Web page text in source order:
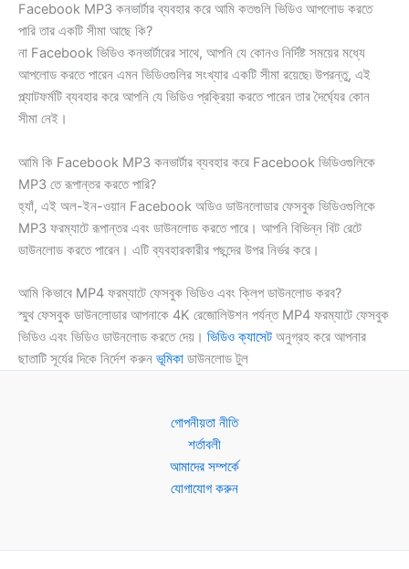
Facebook MP3 কনভার্টার ব্যবহার করে আমি কতগুলি ভিডিও আপলোড করতে
পারি তার একটি সীমা আছে কি?
না Facebook ভিডিও কনভার্টারের সাথে, আপনি যে কোনও নির্দিষ্ট সময়ের মধ্যে
আপলোড করতে পারেন এমন ভিডিওগুলির সংখ্যার একটি সীমা রয়েছে৷ উপরন্তু, এই
প্ল্যাটফর্মটি ব্যবহার করে আপনি যে ভিডিও প্রক্রিয়া করতে পারেন তার দৈর্ঘ্যের কোন
সীমা নেই।
আমি কি Facebook MP3 কনভার্টার ব্যবহার করে Facebook ভিডিওগুলিকে
MP3 তে রূপান্তর করতে পারি?
হ্যাঁ, এই অল-ইন-ওয়ান Facebook অডিও ডাউনলোডার ফেসবুক ভিডিওগুলিকে
MP3 ফরম্যাটে রূপান্তর এবং ডাউনলোড করতে পারে। আপনি বিভিন্ন বিট রেটে
ডাউনলোড করতে পারেন। এটি ব্যবহারকারীর পছন্দের উপর নির্ভর করে।
আমি কিভাবে MP4 ফরম্যাটে ফেসবুক ভিডিও এবং ক্লিপ ডাউনলোড করব?
স্মুথ ফেসবুক ডাউনলোডার আপনাকে 4K রেজোলিউশন পর্যন্ত MP4 ফরম্যাটে ফেসবুক
ভিডিও এবং ভিডিও ডাউনলোড করতে দেয়। ভিডিও ক্যাসেট অনুগ্রহ করে আপনার
ছাতাটি সূর্যের দিকে নির্দেশ করুন ভূমিকা ডাউনলোড টুল
গোপনীয়তা নীতি
শর্তাবলী
আমাদের সম্পর্কে
যোগাযোগ করুন